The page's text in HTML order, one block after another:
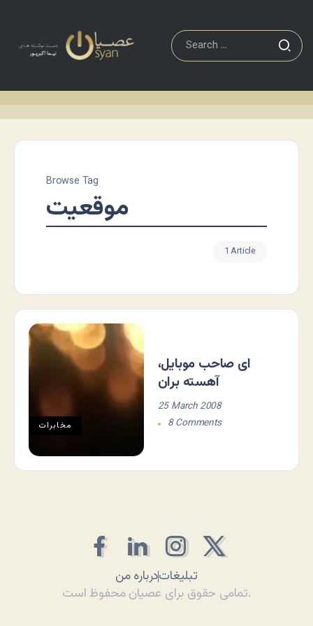
Browse Tag
موقعیت
1 Article
مخابرات
ای صاحب موبایل،
آهسته بران
25 March 2008
8 Comments
درباره منتبلیغات
تمامی حقوق برای عصیان محفوظ است.